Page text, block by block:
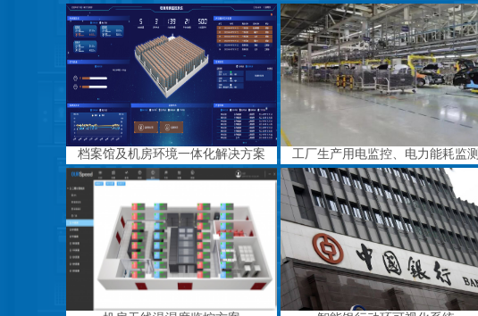
档案馆及机房环境一体化解决方案 工厂生产用电监控、电力能耗监测